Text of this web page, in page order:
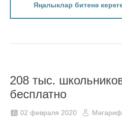
Яңалыклар битенә
208 тыс.
бесплатно
02 февраля 2020 Мәгариф